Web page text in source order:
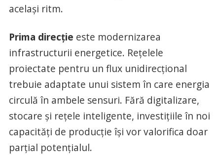
același ritm.
Prima direcție este modernizarea
infrastructurii energetice. Rețelele
proiectate pentru un flux unidirecțional
trebuie adaptate unui sistem în care energia
circulă în ambele sensuri. Fără digitalizare,
stocare și rețele inteligente, investițiile în noi
capacități de producție își vor valorifica doar
parțial potențialul.